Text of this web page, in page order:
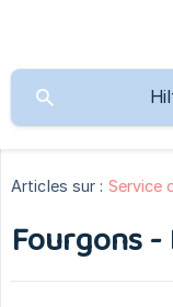
Articles sur : Service
Fourgons